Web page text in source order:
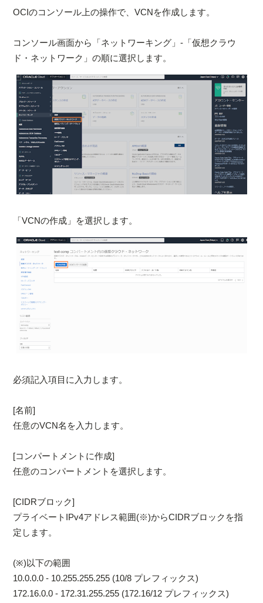
OCIのコンソール上の操作で、VCNを作成します。
コンソール画面から「ネットワーキング」-「仮想クラウ
ド・ネットワーク」の順に選択します。
「VCNの作成」を選択します。
必須記入項目に入力します。
[名前]
任意のVCN名を入力します。
[コンパートメントに作成]
任意のコンパートメントを選択します。
[CIDRブロック]
プライベートIPv4アドレス範囲(※)からCIDRブロックを指
定します。
(※)以下の範囲
10.0.0.0 - 10.255.255.255 (10/8 プレフィックス)
172.16.0.0 - 172.31.255.255 (172.16/12 プレフィックス)